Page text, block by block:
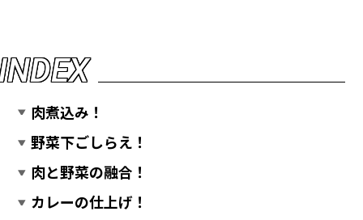
NDEX
肉煮込み！
野菜下ごしらえ！
肉と野菜の融合！
カレーの仕上げ！